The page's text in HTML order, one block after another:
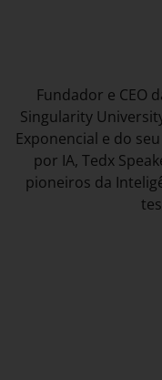
Fundador e CEO
Singularity
Exponencial e do
por IA, Tedx
pioneiros da